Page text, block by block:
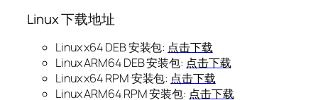
Linux 下载地址
Linux x64 DEB 安装包: 点击下载
Linux ARM64 DEB 安装包: 点击下载
Linux x64 RPM 安装包: 点击下载
Linux ARM64 RPM 安装包: 点击下载